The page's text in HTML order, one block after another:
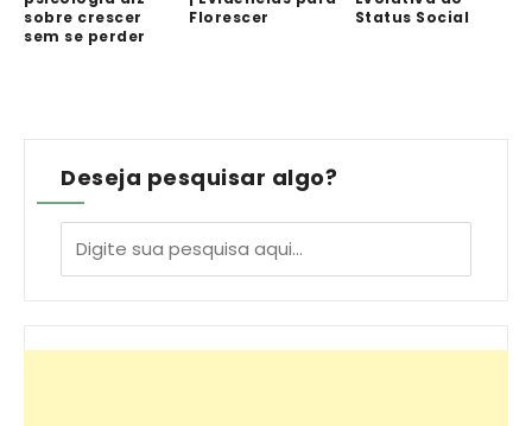
sobre crescer
sem se perder
Florescer
Status Social
Deseja pesquisar algo?